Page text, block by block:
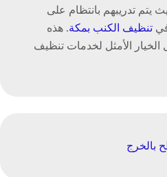
تدريبهم بانتظام على
تنظيف الكنب بمكة. هذه
الخيار الأمثل لخدمات تنظيف
بالخرج